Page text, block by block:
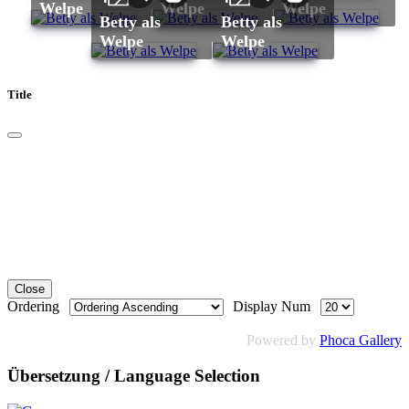
Welpe
Welpe
Welpe
Betty als
Welpe
Betty als
Welpe
Title
Close
Ordering Display Num
Powered by Phoca Gallery
Übersetzung / Language Selection